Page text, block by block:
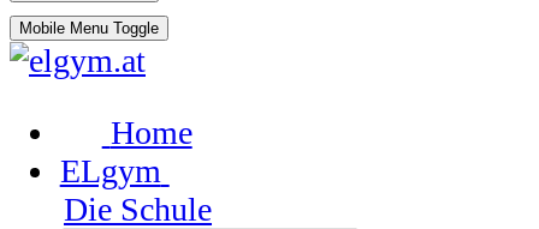
Mobile Menu Toggle
Home
ELgym
Die Schule